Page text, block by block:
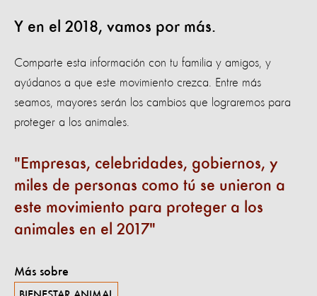
Y en el 2018, vamos por más.
Comparte esta información con tu familia y amigos, y
ayúdanos a que este movimiento crezca. Entre más
seamos, mayores serán los cambios que lograremos para
proteger a los animales.
Empresas, celebridades, gobiernos, y
miles de personas como tú se unieron a
este movimiento para proteger a los
animales en el 2017
Más sobre